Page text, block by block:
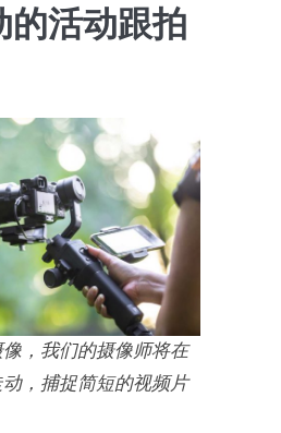
的活动跟拍
，我们的摄像师将在
，捕捉简短的视频片